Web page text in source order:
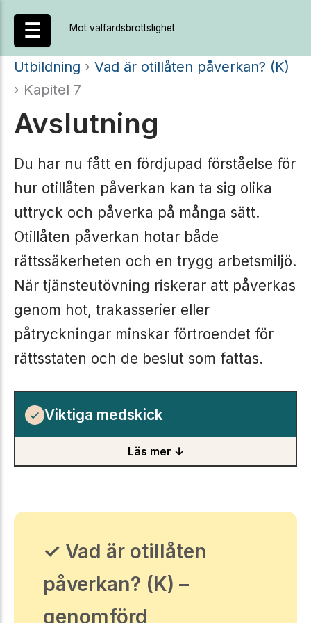
☰
Hoppa
innehåll
Mot välfärdsbrottslighet
Utbildning › Vad är otillåten påverkan? (K)
› Kapitel 7
Avslutning
Du har nu fått en fördjupad förståelse för
hur otillåten påverkan kan ta sig olika
uttryck och påverka på många sätt.
Otillåten påverkan hotar både
rättssäkerheten och en trygg arbetsmiljö.
När tjänsteutövning riskerar att påverkas
genom hot, trakasserier eller
påtryckningar minskar förtroendet för
rättsstaten och de beslut som fattas.
Viktiga medskick
Läs mer ↓
✓ Vad är otillåten
påverkan? (K) –
genomförd